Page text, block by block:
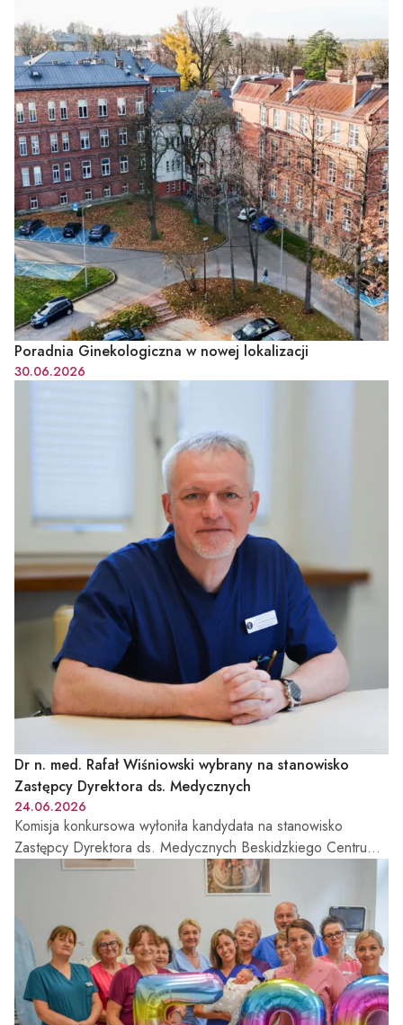
Poradnia Ginekologiczna w nowej lokalizacji
30.06.2026
Dr n. med. Rafał Wiśniowski wybrany na stanowisko
Zastępcy Dyrektora ds. Medycznych
24.06.2026
Komisja konkursowa wyłoniła kandydata na stanowisko
Zastępcy Dyrektora ds. Medycznych Beskidzkiego Centrum
Onkologii – Szpitala Miejskiego im. Jana Pawła II w Bielsku-
Białej. Funkcję tę obejmie dr n. med. Rafał Wiśniowski –
lekarz od ponad 20 lat związany z diagnostyką i leczeniem
nowotworów, Kierownik Kliniki Onkologii BCO-SM oraz
specjalista w zakresie leczenia nowotworów przewodu
pokarmowego, układu moczowego i piersi. Poznaj sylwetkę
nowego Zastępcy Dyrektora ds. Medycznych.